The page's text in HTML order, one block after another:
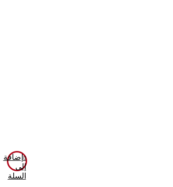
إضافة
إلى
السلة